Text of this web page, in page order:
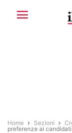
Home Sezioni
preferenze ai